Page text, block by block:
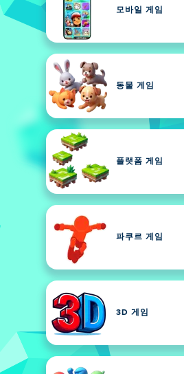
모바일 게임
동물 게임
플랫폼 게임
파쿠르 게임
3D 게임